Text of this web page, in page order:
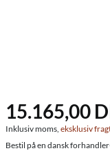
15.165,00
Inklusiv moms, eksklusiv
Bestil på en dansk